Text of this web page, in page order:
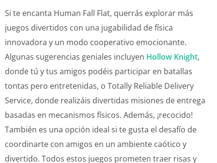
Si te encanta Human Fall Flat, querrás explorar más
juegos divertidos con una jugabilidad de física
innovadora y un modo cooperativo emocionante.
Algunas sugerencias geniales incluyen Hollow Knight,
donde tú y tus amigos podéis participar en batallas
tontas pero entretenidas, o Totally Reliable Delivery
Service, donde realizáis divertidas misiones de entrega
basadas en mecanismos físicos. Además, ¡recocido!
También es una opción ideal si te gusta el desafío de
coordinarte con amigos en un ambiente caótico y
divertido. Todos estos juegos prometen traer risas y